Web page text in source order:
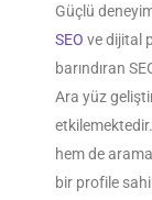
Güçlü
SEO ve dijital
barındıran
Ara yüz
hem de
bir profile